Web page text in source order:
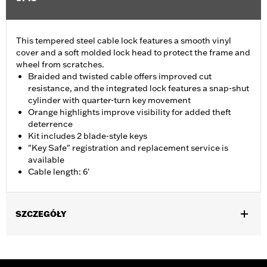
This tempered steel cable lock features a smooth vinyl
cover and a soft molded lock head to protect the frame and
wheel from scratches.
Braided and twisted cable offers improved cut
resistance, and the integrated lock features a snap-shut
cylinder with quarter-turn key movement
Orange highlights improve visibility for added theft
deterrence
Kit includes 2 blade-style keys
"Key Safe" registration and replacement service is
available
Cable length: 6'
SZCZEGÓŁY